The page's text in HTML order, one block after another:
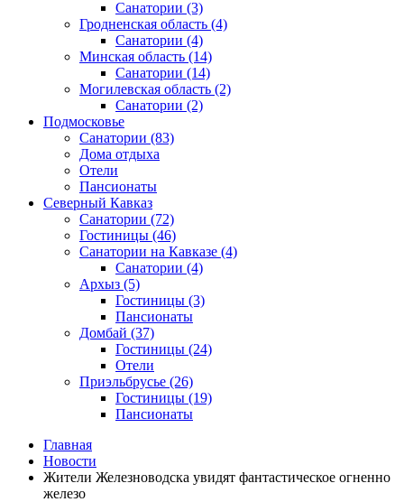
Санатории (3)
Гродненская область (4)
Санатории (4)
Минская область (14)
Санатории (14)
Могилевская область (2)
Санатории (2)
Подмосковье
Санатории (83)
Дома отдыха
Отели
Пансионаты
Северный Кавказ
Санатории (72)
Гостиницы (46)
Санатории на Кавказе (4)
Санатории (4)
Архыз (5)
Гостиницы (3)
Пансионаты
Домбай (37)
Гостиницы (24)
Отели
Приэльбрусье (26)
Гостиницы (19)
Пансионаты
Главная
Новости
Жители Железноводска увидят фантастическое огненно
железо